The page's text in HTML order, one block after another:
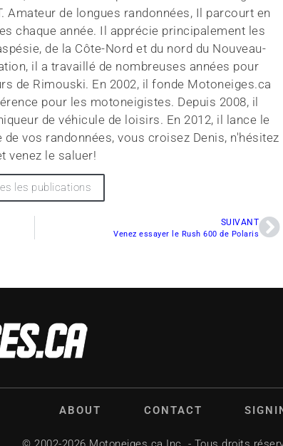
Amateur de longues randonnées, Il parcourt en
chaque année. Il apprécie principalement les
de la Côte-Nord et du nord du Nouveau-
il a travaillé de nombreuses années pour
de Rimouski. En 2002, il fonde Motoneiges.ca
pour les motoneigistes. Depuis 2008, il
de véhicule de loisirs. En 2012, il lance le
vos randonnées, vous croisez Denis, n'hésitez
venez le saluer!
les publications
SUIVANT
Venez essayer le Rush 600 de Polaris
ABOUT CONTACT